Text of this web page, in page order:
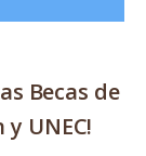
Becas de
UNEC!